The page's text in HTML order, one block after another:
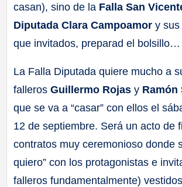
casan), sino de la Falla San
Diputada Clara Campoamor y
que invitados, preparad el bolsillo…
La Falla Diputada quiere mucho a
fallerosGuillermo Rojas y Ramón
que se va a “casar” con ellos el
12 de septiembre. Será un acto de
contratos muy ceremonioso donde
quiero” con los protagonistas e
falleros fundamentalmente)